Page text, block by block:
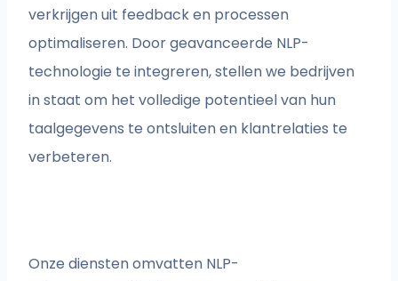
verkrijgen uit feedback en processen
optimaliseren. Door geavanceerde NLP-
technologie te integreren, stellen we bedrijven
in staat om het volledige potentieel van hun
taalgegevens te ontsluiten en klantrelaties te
verbeteren.
Onze diensten omvatten NLP-